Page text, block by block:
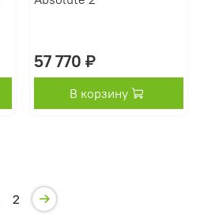
57 770 ₽
В корзину
2